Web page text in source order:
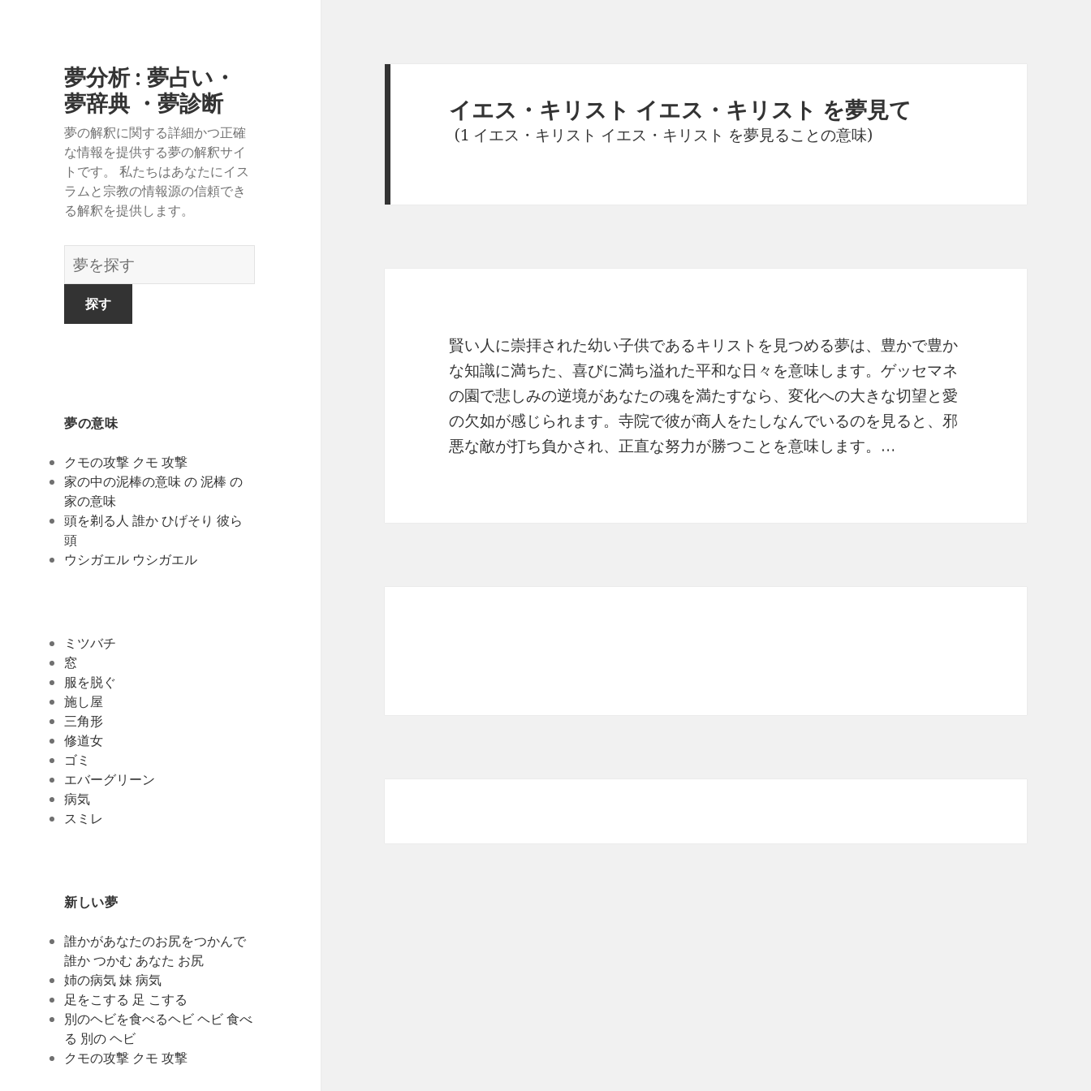
夢分析 : 夢占い・
夢辞典 ・夢診断
夢の解釈に関する詳細かつ正確
な情報を提供する夢の解釈サイ
トです。 私たちはあなたにイス
ラムと宗教の情報源の信頼でき
る解釈を提供します。
夢
の
夢の意味
クモの攻撃 クモ 攻撃
家の中の泥棒の意味 の 泥棒 の
家の意味
頭を剃る人 誰か ひげそり 彼ら
頭
ウシガエル ウシガエル
ミツバチ
窓
服を脱ぐ
施し屋
三角形
修道女
ゴミ
エバーグリーン
病気
スミレ
新しい夢
誰かがあなたのお尻をつかんで
誰か つかむ あなた お尻
姉の病気 妹 病気
足をこする 足 こする
別のヘビを食べるヘビ ヘビ 食べ
る 別の ヘビ
クモの攻撃 クモ 攻撃
イエス・キリスト イエス・キリスト を夢見て
(1 イエス・キリスト イエス・キリスト を夢見ることの意味)
賢い人に崇拝された幼い子供であるキリストを見つめる夢は、豊かで豊か
な知識に満ちた、喜びに満ち溢れた平和な日々を意味します。ゲッセマネ
の園で悲しみの逆境があなたの魂を満たすなら、変化への大きな切望と愛
の欠如が感じられます。寺院で彼が商人をたしなんでいるのを見ると、邪
悪な敵が打ち負かされ、正直な努力が勝つことを意味します。…